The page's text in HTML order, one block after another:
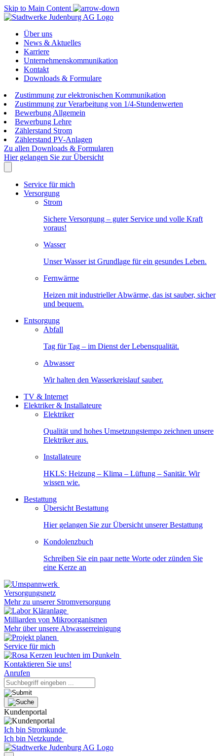
Skip to Main Content
Über uns
News & Aktuelles
Karriere
Unternehmenskommunikation
Kontakt
Downloads & Formulare
Zustimmung zur elektronischen Kommunikation
Zustimmung zur Verarbeitung von 1/4-Stundenwerten
Bewerbung Allgemein
Bewerbung Lehre
Zählerstand Strom
Zählerstand PV-Anlagen
Zu allen Downloads & Formularen
Hier gelangen Sie zur Übersicht
Service für mich
Versorgung
Strom
Sichere Versorgung – guter Service und volle Kraft
voraus!
Wasser
Unser Wasser ist Grundlage für ein gesundes Leben.
Fernwärme
Heizen mit industrieller Abwärme, das ist sauber, sicher
und bequem.
Entsorgung
Abfall
Tag für Tag – im Dienst der Lebensqualität.
Abwasser
Wir halten den Wasserkreislauf sauber.
TV & Internet
Elektriker & Installateure
Elektriker
Qualität und hohes Umsetzungstempo zeichnen unsere
Elektriker aus.
Installateure
HKLS: Heizung – Klima – Lüftung – Sanitär. Wir
wissen wie.
Bestattung
Übersicht Bestattung
Hier gelangen Sie zur Übersicht unserer Bestattung
Kondolenzbuch
Schreiben Sie ein paar nette Worte oder zünden Sie
eine Kerze an
Versorgungsnetz
Mehr zu unserer Stromversorgung
Milliarden von Mikroorganismen
Mehr über unsere Abwasserreinigung
Service für mich
Kontaktieren Sie uns!
Anrufen
Kundenportal
Ich bin Stromkunde
Ich bin Netzkunde